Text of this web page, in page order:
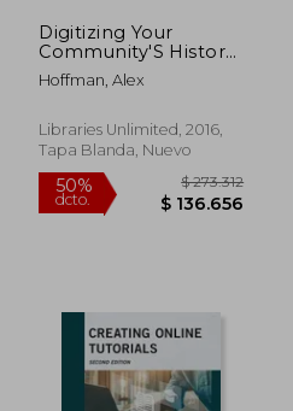
Digitizing Your
Community'S History:
The Innovative
Librarian'S Guide (en
Hoffman, Alex
Libraries Unlimited, 2016,
Tapa Blanda, Nuevo